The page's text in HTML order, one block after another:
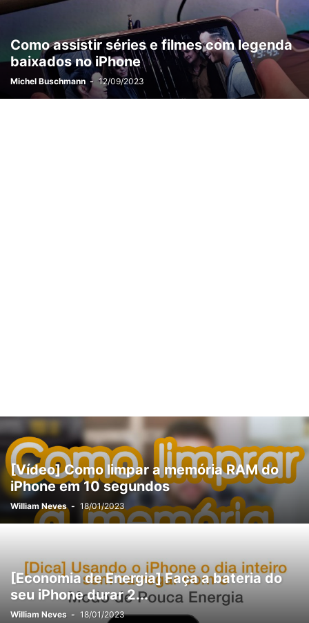
Como assistir séries e filmes com legenda
baixados no iPhone
Michel Buschmann - 12/09/2023
[Vídeo] Como limpar a memória RAM do
iPhone em 10 segundos
William Neves - 18/01/2023
[Economia de Energia] Faça a bateria do
seu iPhone durar 2...
William Neves - 18/01/2023